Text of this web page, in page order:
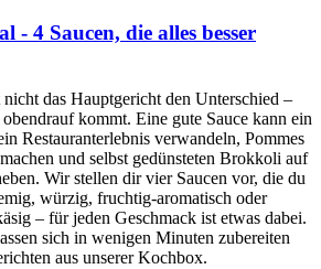
- 4 Saucen, die alles besser
das Hauptgericht den Unterschied –
kommt. Eine gute Sauce kann ein
Restauranterlebnis verwandeln, Pommes
und selbst gedünsteten Brokkoli auf
Wir stellen dir vier Saucen vor, die du
würzig, fruchtig-aromatisch oder
– für jeden Geschmack ist etwas dabei.
sich in wenigen Minuten zubereiten
aus unserer Kochbox.